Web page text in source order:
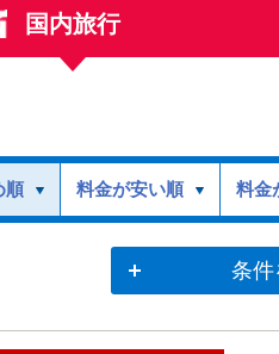
国内旅行
順 料金が安い順 料金
条件